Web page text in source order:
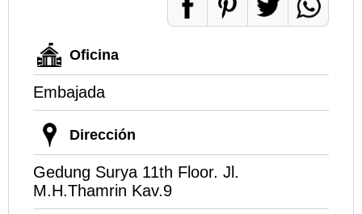
Oficina
Embajada
Dirección
Gedung Surya 11th Floor. Jl.
M.H.Thamrin Kav.9